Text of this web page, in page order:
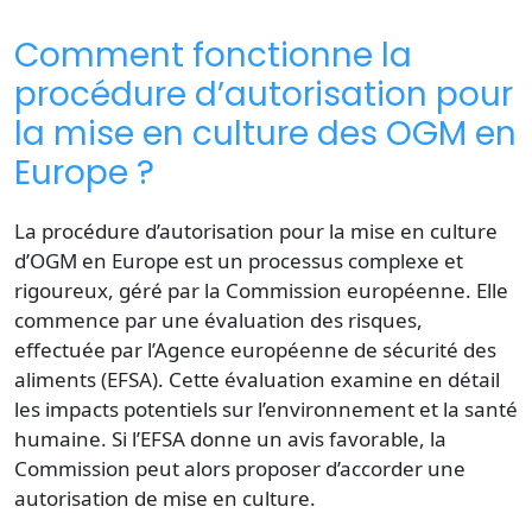
Comment fonctionne la
procédure d’autorisation pour
la mise en culture des OGM en
Europe ?
La procédure d’autorisation pour la mise en culture
d’OGM en Europe est un processus complexe et
rigoureux, géré par la Commission européenne. Elle
commence par une évaluation des risques,
effectuée par l’Agence européenne de sécurité des
aliments (EFSA). Cette évaluation examine en détail
les impacts potentiels sur l’environnement et la santé
humaine. Si l’EFSA donne un avis favorable, la
Commission peut alors proposer d’accorder une
autorisation de mise en culture.